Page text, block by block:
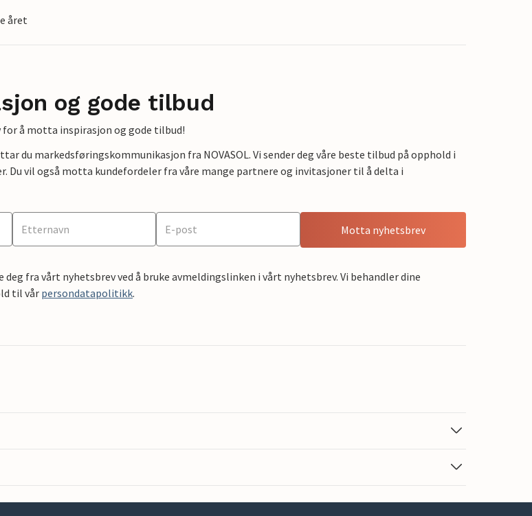
året
og gode tilbud
å motta inspirasjon og gode tilbud!
du markedsføringskommunikasjon fra NOVASOL. Vi sender deg våre beste tilbud på opphold i
Du vil også motta kundefordeler fra våre mange partnere og invitasjoner til å delta i
Motta nyhetsbrev
deg fra vårt nyhetsbrev ved å bruke avmeldingslinken i vårt nyhetsbrev. Vi behandler dine
til vårpersondatapolitikk.